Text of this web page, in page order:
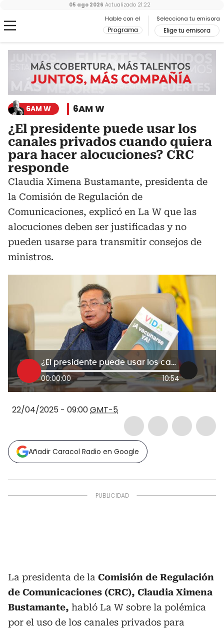
Hable con el
Programa
Selecciona tu emisora
Elige tu emisora
05 ago 2026 Actualizado 21:22
6AM W 6AM W
¿El presidente puede usar los
canales privados cuando quiera
para hacer alocuciones? CRC
responde
Claudia Ximena Bustamante, presidenta de
la Comisión de Regulación de
Comunicaciones, explicó en La W que las
alocuciones deben ser justificadas y no
pueden usarse para transmitir consejos de
ministros.
¿El presidente puede usar los canales privados cuando quiera para hacer alocuciónes? CRC responde
00:00:00 10:54
22/04/2025 - 09:00GMT-5
Añadir Caracol Radio en Google
La presidenta de la Comisión de Regulación
de Comunicaciones (CRC), Claudia Ximena
Bustamante, habló La W sobre la polémica
por el uso de los canales privados para